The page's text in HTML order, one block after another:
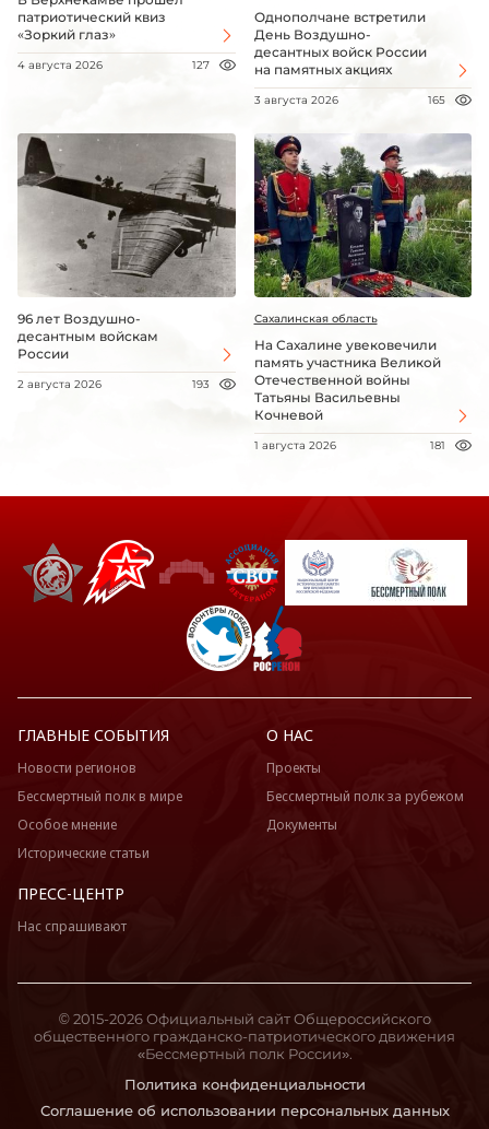
патриотический квиз
«Зоркий глаз»
4 августа 2026 127
Однополчане встретили
День Воздушно-
десантных войск России
на памятных акциях
3 августа 2026 165
96 лет Воздушно-
десантным войскам
России
2 августа 2026 193
Сахалинская область
На Сахалине увековечили
память участника Великой
Отечественной войны
Татьяны Васильевны
Кочневой
1 августа 2026 181
ГЛАВНЫЕ СОБЫТИЯ
Новости регионов
Бессмертный полк в мире
Особое мнение
Исторические статьи
О НАС
Проекты
Бессмертный полк за рубежом
Документы
ПРЕСС-ЦЕНТР
Нас спрашивают
Политика конфиденциальности
Соглашение об использовании персональных данных
© 2015-2026 Официальный сайт Общероссийского
общественного гражданско-патриотического движения
«Бессмертный полк России».